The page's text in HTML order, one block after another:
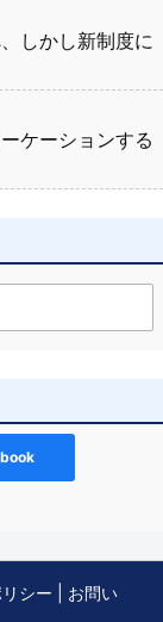
しかし新制度に
ケーションする
シー
お問い